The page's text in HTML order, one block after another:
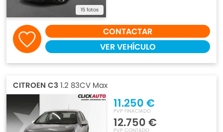
15 fotos
CONTACTAR
VER VEHÍCULO
CITROEN C3 1.2 83CV Max
11.250 €
PVP FINACIADO
12.750 €
PVP CONTADO